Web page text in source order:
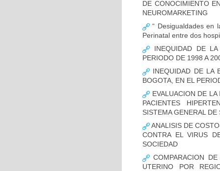
DE CONOCIMIENTO
NEUROMARKETING
“ Desigualdades en
Perinatal entre dos
INEQUIDAD DE
PERIODO DE 1998 A
INEQUIDAD DE LA
BOGOTA, EN EL
EVALUACION DE
PACIENTES
SISTEMA GENERAL
ANALISIS DE
CONTRA EL VIRUS
SOCIEDAD
COMPARACION
UTERINO POR